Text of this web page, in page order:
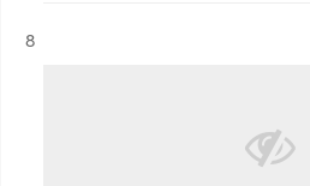
Résultat n°
8